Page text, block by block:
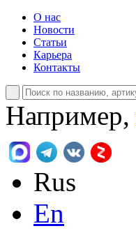
О нас
Новости
Статьи
Карьера
Контакты
Например,
Rus
En